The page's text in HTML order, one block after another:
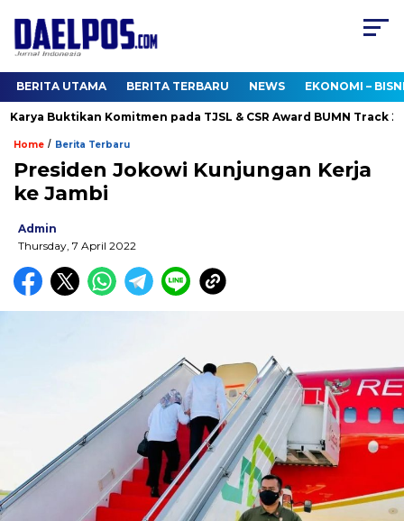
BERITA UTAMA BERITA TERBARU NEWS EKONOMI –
Buktikan Komitmen pada TJSL & CSR Award BUMN Track 2026
Home / Berita Terbaru
Presiden Jokowi Kunjungan Kerja
ke Jambi
Admin
Thursday, 7 April 2022